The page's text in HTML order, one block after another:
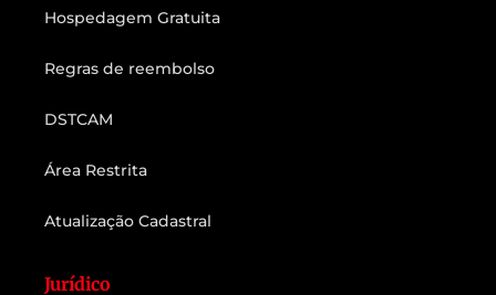
Hospedagem Gratuita
Regras de reembolso
DSTCAM
Área Restrita
Atualização Cadastral
Jurídico